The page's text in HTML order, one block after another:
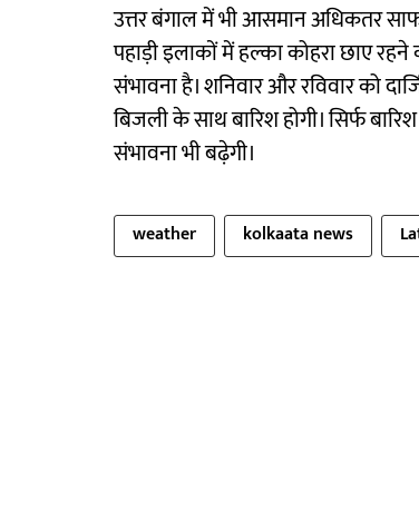
उत्तर बंगाल में भी आसमान अधिकतर साफ
पहाड़ी इलाकों में हल्का कोहरा छाए
संभावना है। शनिवार और रविवार को
बिजली के साथ बारिश होगी। सिर्फ
संभावना भी बढ़ेगी।
weather kolkaata news